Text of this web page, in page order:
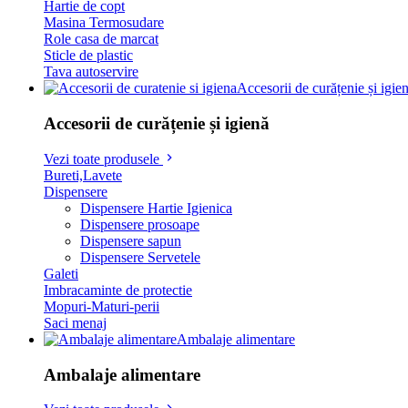
Hartie de copt
Masina Termosudare
Role casa de marcat
Sticle de plastic
Tava autoservire
Accesorii de curățenie și
Accesorii de curățenie și igienă
Vezi toate produsele
Bureti,Lavete
Dispensere
Dispensere Hartie Igienica
Dispensere prosoape
Dispensere sapun
Dispensere Servetele
Galeti
Imbracaminte de protectie
Mopuri-Maturi-perii
Saci menaj
Ambalaje alimentare
Ambalaje alimentare